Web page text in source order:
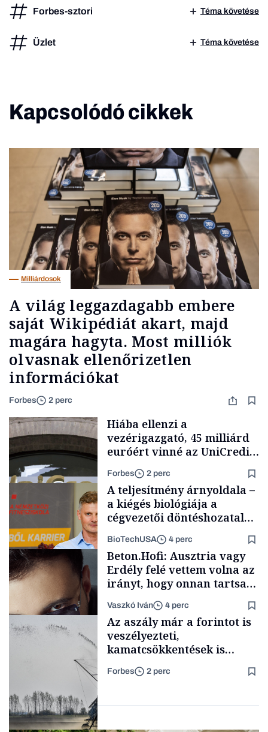
Forbes-sztori Téma követése
Üzlet Téma követése
Kapcsolódó cikkek
Milliárdosok
A világ leggazdagabb embere
saját Wikipédiát akart, majd
magára hagyta. Most milliók
olvasnak ellenőrizetlen
információkat
Forbes 2 perc
Bank
Hiába ellenzi a
vezérigazgató, 45 milliárd
euróért vinné az UniCredit
az egyik legnagyobb német
bankot
Forbes 2 perc
Content Lab HUB
A teljesítmény árnyoldala –
a kiégés biológiája a
cégvezetői döntéshozatal
BioTechUSA 4 perc
Beton.Hofi: Ausztria vagy
Erdély felé vettem volna az
irányt, hogy onnan tartsam
lélegeztetőgépen a magyar
zenét
Vaszkó Iván 4 perc
Az aszály már a forintot is
veszélyezteti,
kamatcsökkentések is
elmaradhatnak
Forbes 2 perc